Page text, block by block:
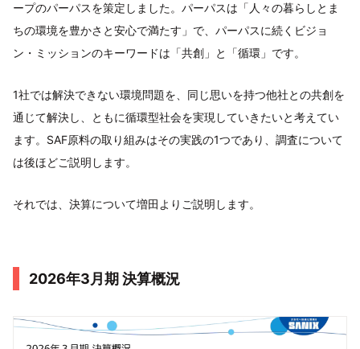
ープのパーパスを策定しました。パーパスは「人々の暮らしとま
ちの環境を豊かさと安心で満たす」で、パーパスに続くビジョ
ン・ミッションのキーワードは「共創」と「循環」です。
1社では解決できない環境問題を、同じ思いを持つ他社との共創を
通じて解決し、ともに循環型社会を実現していきたいと考えてい
ます。SAF原料の取り組みはその実践の1つであり、調査について
は後ほどご説明します。
それでは、決算について増田よりご説明します。
2026年3月期 決算概況